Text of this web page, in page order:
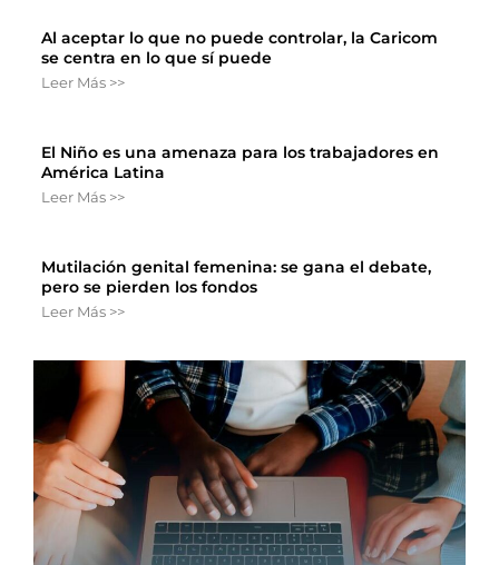
Al aceptar lo que no puede controlar, la Caricom
se centra en lo que sí puede
Leer Más >>
El Niño es una amenaza para los trabajadores en
América Latina
Leer Más >>
Mutilación genital femenina: se gana el debate,
pero se pierden los fondos
Leer Más >>